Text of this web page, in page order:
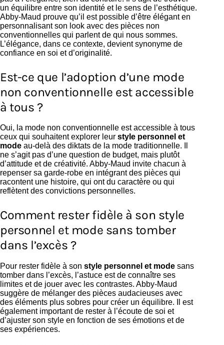
un équilibre entre son identité et le sens de l’esthétique.
Abby-Maud prouve qu’il est possible d’être élégant en
personnalisant son look avec des pièces non
conventionnelles qui parlent de qui nous sommes.
L’élégance, dans ce contexte, devient synonyme de
confiance en soi et d’originalité.
Est-ce que l’adoption d’une mode
non conventionnelle est accessible
à tous ?
Oui, la mode non conventionnelle est accessible à tous
ceux qui souhaitent explorer leur style personnel et
mode au-delà des diktats de la mode traditionnelle. Il
ne s’agit pas d’une question de budget, mais plutôt
d’attitude et de créativité. Abby-Maud invite chacun à
repenser sa garde-robe en intégrant des pièces qui
racontent une histoire, qui ont du caractère ou qui
reflètent des convictions personnelles.
Comment rester fidèle à son style
personnel et mode sans tomber
dans l’excès ?
Pour rester fidèle à son style personnel et mode sans
tomber dans l’excès, l’astuce est de connaître ses
limites et de jouer avec les contrastes. Abby-Maud
suggère de mélanger des pièces audacieuses avec
des éléments plus sobres pour créer un équilibre. Il est
également important de rester à l’écoute de soi et
d’ajuster son style en fonction de ses émotions et de
ses expériences.